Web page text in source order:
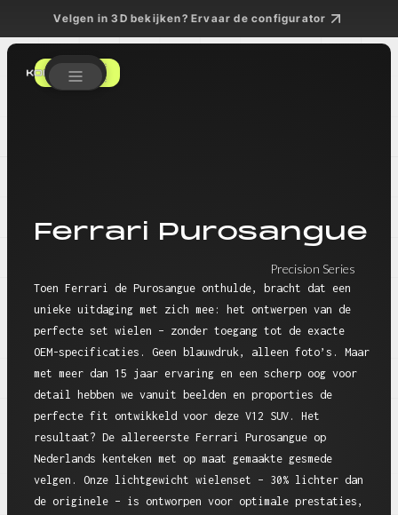
Velgen in 3D bekijken? Ervaar de configurator
Get a Quote
Ferrari Purosangue
Precision Series
Toen Ferrari de Purosangue onthulde, bracht dat een
unieke uitdaging met zich mee: het ontwerpen van de
perfecte set wielen – zonder toegang tot de exacte
OEM-specificaties. Geen blauwdruk, alleen foto’s. Maar
met meer dan 15 jaar ervaring en een scherp oog voor
detail hebben we vanuit beelden en proporties de
perfecte fit ontwikkeld voor deze V12 SUV. Het
resultaat? De allereerste Ferrari Purosangue op
Nederlands kenteken met op maat gemaakte gesmede
velgen. Onze lichtgewicht wielenset – 30% lichter dan
de originele – is ontworpen voor optimale prestaties,